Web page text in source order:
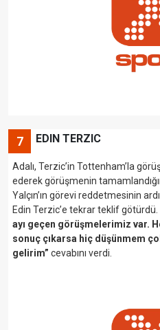
7 EDIN TERZIC
Adalı, Terzic’in Tottenham’la
ederek görüşmenin
Yalçın’ın görevi reddetmesinin
Edin Terzic’e tekrar teklif götürdü.
ayı geçen görüşmelerimiz var.
sonuç çıkarsa hiç düşünmem
gelirim” cevabını verdi.